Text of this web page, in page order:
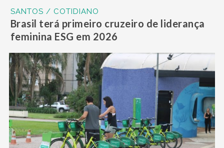
SANTOS / COTIDIANO
Brasil terá primeiro cruzeiro de liderança
feminina ESG em 2026